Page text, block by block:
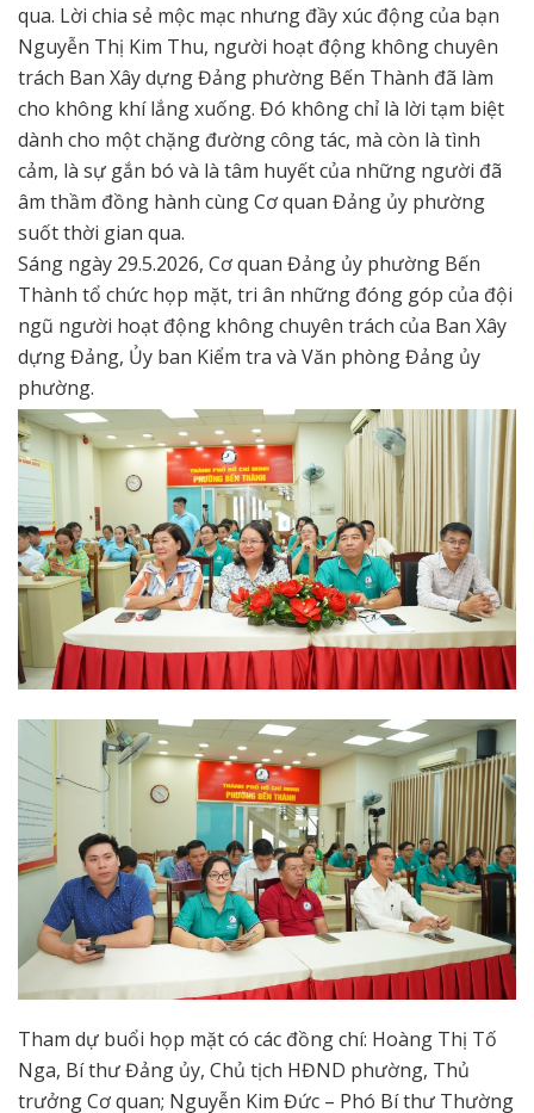
qua. Lời chia sẻ mộc mạc nhưng đầy xúc động của bạn
Nguyễn Thị Kim Thu, người hoạt động không chuyên
trách Ban Xây dựng Đảng phường Bến Thành đã làm
cho không khí lắng xuống. Đó không chỉ là lời tạm biệt
dành cho một chặng đường công tác, mà còn là tình
cảm, là sự gắn bó và là tâm huyết của những người đã
âm thầm đồng hành cùng Cơ quan Đảng ủy phường
suốt thời gian qua.
Sáng ngày 29.5.2026, Cơ quan Đảng ủy phường Bến
Thành tổ chức họp mặt, tri ân những đóng góp của đội
ngũ người hoạt động không chuyên trách của Ban Xây
dựng Đảng, Ủy ban Kiểm tra và Văn phòng Đảng ủy
phường.
Tham dự buổi họp mặt có các đồng chí: Hoàng Thị Tố
Nga, Bí thư Đảng ủy, Chủ tịch HĐND phường, Thủ
trưởng Cơ quan; Nguyễn Kim Đức – Phó Bí thư Thường